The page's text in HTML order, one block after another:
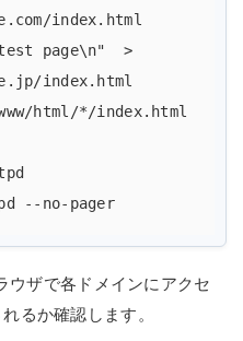
index.html
page\n"  >
index.html
www/html/*/index.html
# systemctl status httpd --no-pager
ザで各ドメインにアクセ
るか確認します。